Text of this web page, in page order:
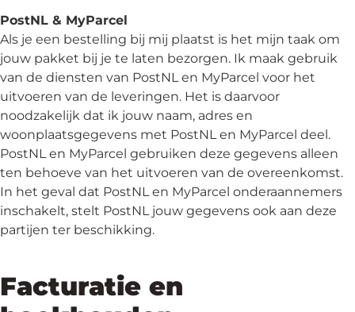
PostNL & MyParcel
Als je een bestelling bij mij plaatst is het mijn taak om
jouw pakket bij je te laten bezorgen. Ik maak gebruik
van de diensten van PostNL en MyParcel voor het
uitvoeren van de leveringen. Het is daarvoor
noodzakelijk dat ik jouw naam, adres en
woonplaatsgegevens met PostNL en MyParcel deel.
PostNL en MyParcel gebruiken deze gegevens alleen
ten behoeve van het uitvoeren van de overeenkomst.
In het geval dat PostNL en MyParcel onderaannemers
inschakelt, stelt PostNL jouw gegevens ook aan deze
partijen ter beschikking.
Facturatie en